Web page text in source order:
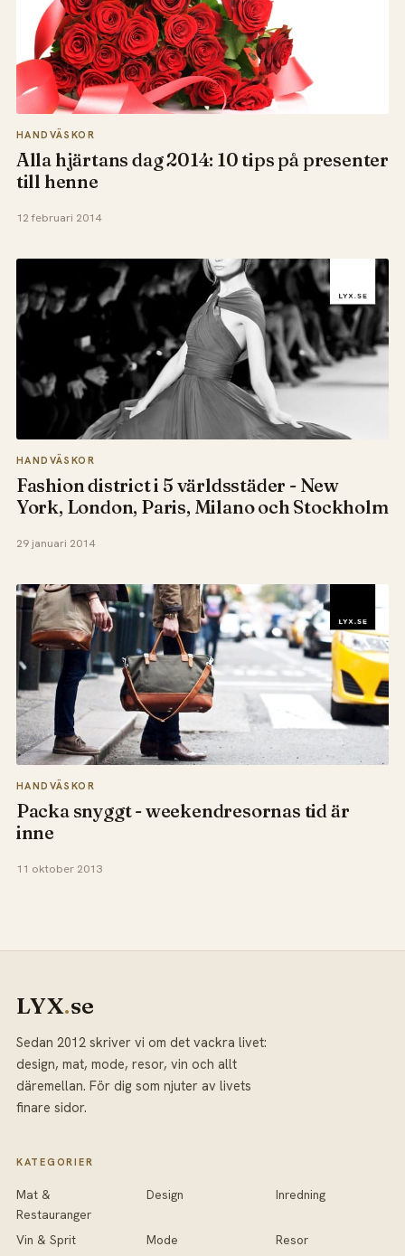
HANDVÄSKOR
Alla hjärtans dag 2014: 10 tips på presenter
till henne
12 februari 2014
HANDVÄSKOR
Fashion district i 5 världsstäder - New
York, London, Paris, Milano och Stockholm
29 januari 2014
HANDVÄSKOR
Packa snyggt - weekendresornas tid är
inne
11 oktober 2013
LYX.se
Sedan 2012 skriver vi om det vackra livet:
design, mat, mode, resor, vin och allt
däremellan. För dig som njuter av livets
finare sidor.
KATEGORIER
Mat &
Restauranger
Design Inredning
Vin & Sprit Mode Resor